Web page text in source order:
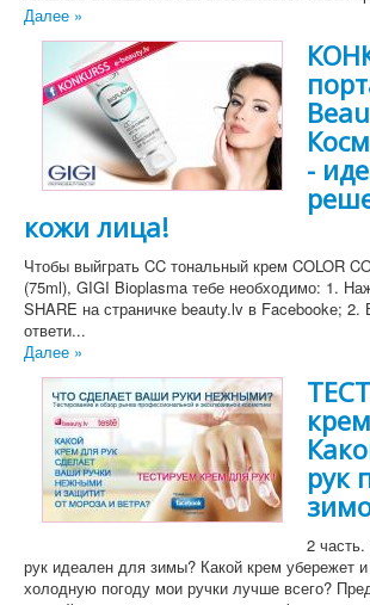
Далее »
-
кожи лица!
Чтобы выйграть CC тональный крем COLOR
(75ml), GIGI Bioplasma тебе необходимо: 1.
SHARE на страничке beauty.lv в Facebookе; 2.
ответи...
Далее »
рук
2
рук идеален для зимы? Какой крем убережет
холодную погоду мои ручки лучше всего?